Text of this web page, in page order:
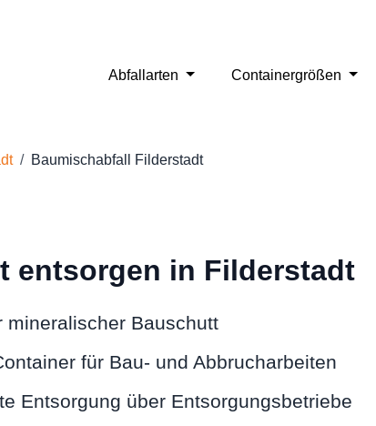
Abfallarten Containergrößen
Baumischabfall Filderstadt
entsorgen in Filderstadt
mineralischer Bauschutt
für Bau- und Abbrucharbeiten
Entsorgung über Entsorgungsbetriebe